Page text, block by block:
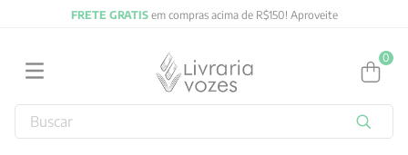
FRETE GRATISem compras acima de R$150! Aproveite
0
Buscar